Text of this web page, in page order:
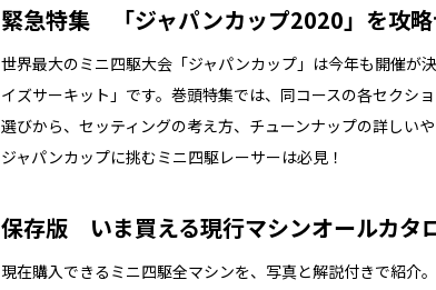
緊急特集 「ジャパンカップ2020」を攻略
世界最大のミニ四駆大会「ジャパンカップ」は今年も開催が
イズサーキット」です。巻頭特集では、同コースの各セクシ
選びから、セッティングの考え方、チューンナップの詳しい
ジャパンカップに挑むミニ四駆レーサーは必見！
保存版 いま買える現行マシンオールカタ
現在購入できるミニ四駆全マシンを、写真と解説付きで紹介